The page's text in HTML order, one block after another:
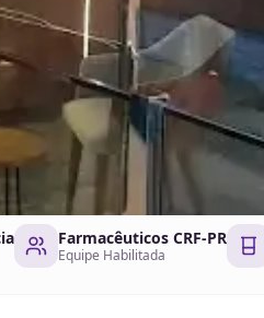
Farmacêuticos CRF-PR
Equipe Habilitada